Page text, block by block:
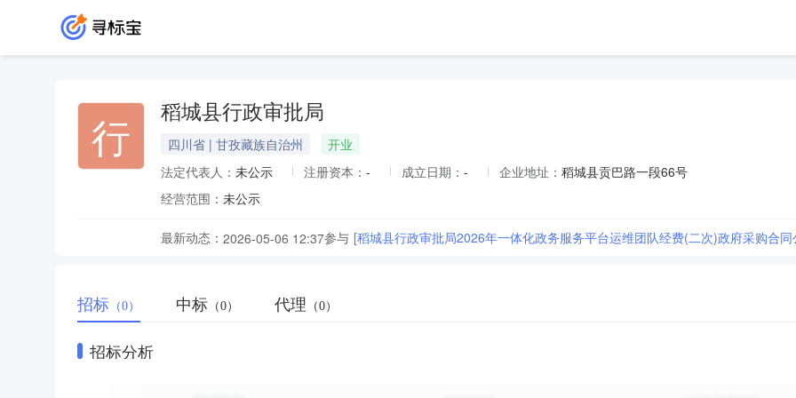
行 稻城县行政审批局
四川省 | 甘孜藏族自治州
开业
法定代表人： 未公示 注册资本： - 成立日期： - 企业地址： 稻城县贡巴路一段66号
经营范围： 未公示
最新动态： 2026-05-06 12:37参与 [稻城县行政审批局2026年一体化政务服务平台运维团队经费(二次)政府采购合同
招标 （0） 中标 （0） 代理 （0）
招标分析